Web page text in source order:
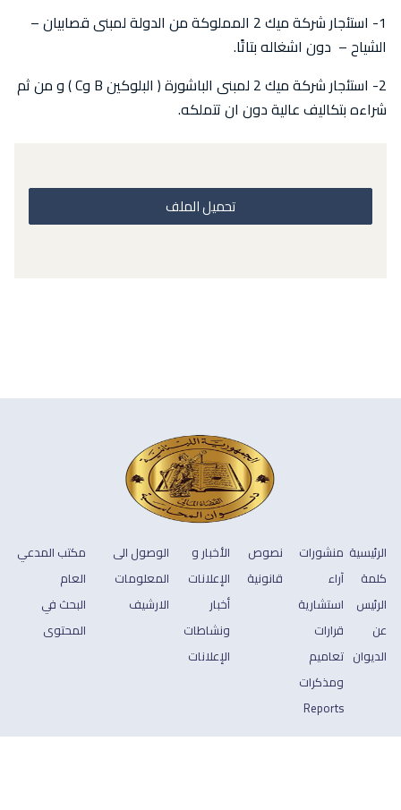
1- استئجار شركة ميك 2 المملوكة من الدولة لمبنى قصابيان –
الشياح – دون اشغاله بتاتًا.
2- استئجار شركة ميك 2 لمبنى الباشورة ( البلوكين B وC ) و من ثم
شراءه بتكاليف عالية دون ان تتملكه.
تحميل الملف
الرئيسية
كلمة
الرئيس
عن
الديوان
منشورات
آراء
استشارية
قرارات
تعاميم
ومذكرات
Reports
نصوص
قانونية
الأخبار و
الإعلانات
أخبار
ونشاطات
الإعلانات
الوصول الى
المعلومات
الارشيف
مكتب المدعي
العام
البحث في
المحتوى